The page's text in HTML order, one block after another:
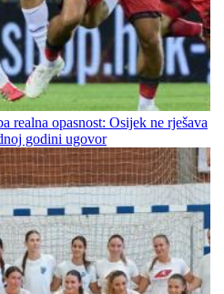
realna opasnost: Osijek ne rješava
godini ugovor